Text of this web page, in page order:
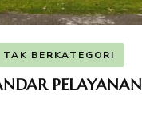
TAK BERKATEGORI
PELAYANAN